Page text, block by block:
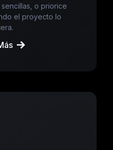
o priorice
el proyecto lo